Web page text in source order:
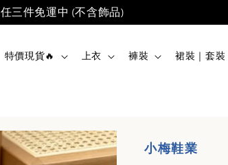
任三件免運中 (不含飾品)
特價現貨🔥 上衣 褲裝 裙裝｜套裝
小梅鞋業